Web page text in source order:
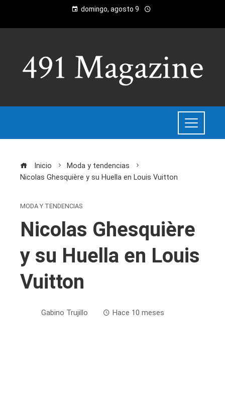
domingo, agosto 9
Inicio
Moda y tendencias
Nicolas Ghesquière y su Huella en Louis Vuitton
MODA Y TENDENCIAS
Nicolas Ghesquière
y su Huella en Louis
Vuitton
Gabino Trujillo Hace 10 meses